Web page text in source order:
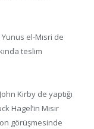
el-Mısri de
teslim
Kirby de yaptığı
Hagel’in Mısır
görüşmesinde